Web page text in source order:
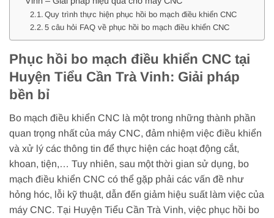
Quy trình thực hiện phục hồi bo mạch điều khiển CNC
5 câu hỏi FAQ về phục hồi bo mạch điều khiển CNC
Phục hồi bo mạch điều khiển CNC tại
Huyện Tiểu Cần Trà Vinh: Giải pháp
bền bỉ
Bo mạch điều khiển CNC là một trong những thành phần
quan trọng nhất của máy CNC, đảm nhiệm việc điều khiển
và xử lý các thông tin để thực hiện các hoạt động cắt,
khoan, tiện,… Tuy nhiên, sau một thời gian sử dụng, bo
mạch điều khiển CNC có thể gặp phải các vấn đề như
hỏng hóc, lỗi kỹ thuật, dẫn đến giảm hiệu suất làm việc của
máy CNC. Tại Huyện Tiểu Cần Trà Vinh, việc phục hồi bo